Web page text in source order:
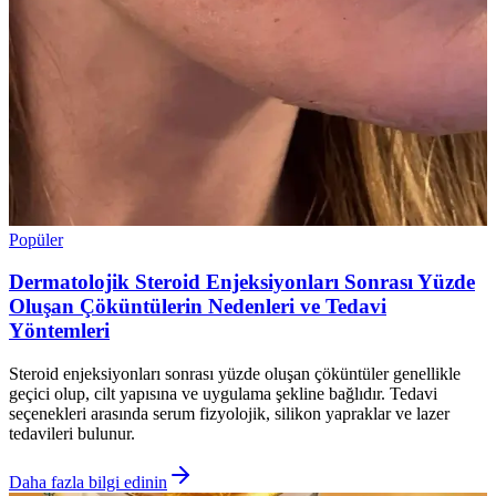
Popüler
Dermatolojik Steroid Enjeksiyonları Sonrası Yüzde
Oluşan Çöküntülerin Nedenleri ve Tedavi
Yöntemleri
Steroid enjeksiyonları sonrası yüzde oluşan çöküntüler genellikle
geçici olup, cilt yapısına ve uygulama şekline bağlıdır. Tedavi
seçenekleri arasında serum fizyolojik, silikon yapraklar ve lazer
tedavileri bulunur.
Daha fazla bilgi edinin